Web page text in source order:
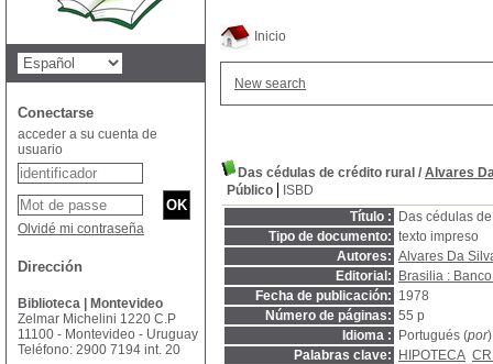
Inicio
New search
Das cédulas de crédito rural / Alvares
Público
ISBD
Título :
Das cédulas
Tipo de documento: texto impreso
Autores: Alvares Da
Editorial:
Brasilia :
Fecha de publicación: 1978
Número de páginas: 55 p
Idioma :
Portugués (por)
Palabras clave:
HIPOTECA
Conectarse
acceder a su cuenta de
usuario
Olvidé mi contraseña
Dirección
Biblioteca | Montevideo
Zelmar Michelini 1220 C.P
11100 - Montevideo - Uruguay
Teléfono: 2900 7194 int. 20